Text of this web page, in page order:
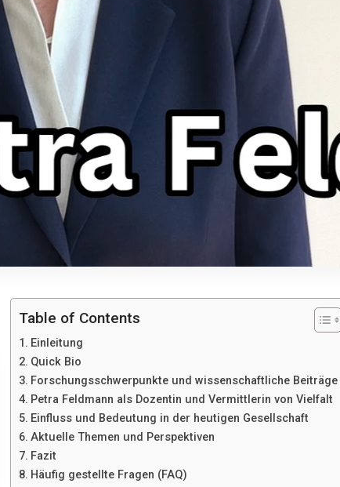
Table of Contents
Einleitung
Quick Bio
Forschungsschwerpunkte und wissenschaftliche Beiträge
Petra Feldmann als Dozentin und Vermittlerin von Vielfalt
Einfluss und Bedeutung in der heutigen Gesellschaft
Aktuelle Themen und Perspektiven
Fazit
Häufig gestellte Fragen (FAQ)